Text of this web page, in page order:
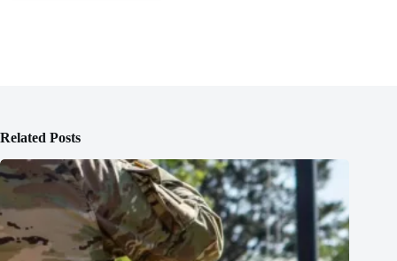
Related Posts